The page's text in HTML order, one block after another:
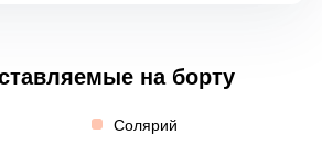
на борту
Солярий